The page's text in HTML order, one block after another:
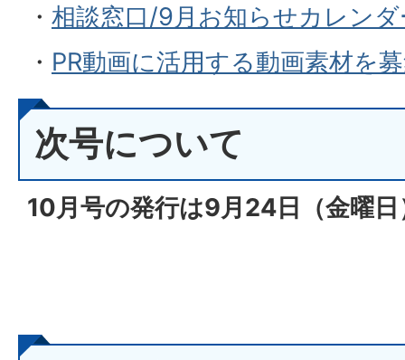
・ 相談窓口/9月お知らせカレンダ
・ PR動画に活用する動画素材を
次号について
10月号の発行は9月24 日（金曜